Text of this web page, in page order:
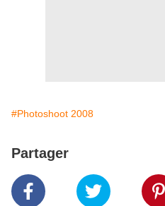
#Photoshoot 2008
Partager